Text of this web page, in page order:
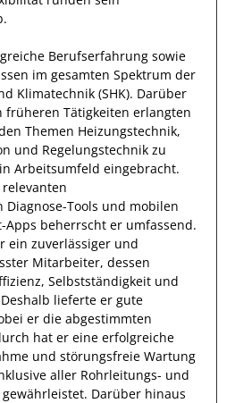
Berufserfahrung sowie
im gesamten Spektrum der
Klimatechnik (SHK). Darüber
früheren Tätigkeiten erlangten
Themen Heizungstechnik,
und Regelungstechnik zu
Arbeitsumfeld eingebracht.
Diagnose-Tools und mobilen
Apps beherrscht er umfassend.
ein zuverlässiger und
Mitarbeiter, dessen
, Selbstständigkeit und
Deshalb lieferte er gute
er die abgestimmten
hat er eine erfolgreiche
und störungsfreie Wartung
aller Rohrleitungs- und
gewährleistet. Darüber hinaus